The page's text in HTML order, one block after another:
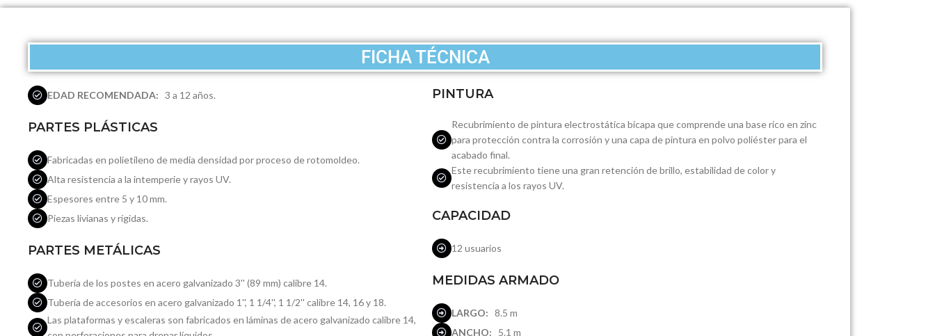
FICHA TÉCNICA
EDAD RECOMENDADA: 3 a 12 años.
PARTES PLÁSTICAS
Fabricadas en polietileno de media densidad por proceso de rotomoldeo.
Alta resistencia a la intemperie y rayos UV.
Espesores entre 5 y 10 mm.
Piezas livianas y rígidas.
PARTES METÁLICAS
Tubería de los postes en acero galvanizado 3'' (89 mm) calibre 14.
Tubería de accesorios en acero galvanizado 1'', 1 1/4'', 1 1/2'' calibre 14, 16 y 18.
Las plataformas y escaleras son fabricados en láminas de acero galvanizado calibre 14,
PINTURA
Recubrimiento de pintura electrostática bicapa que comprende una base rico en zinc
para protección contra la corrosión y una capa de pintura en polvo poliéster para el
acabado final.
Este recubrimiento tiene una gran retención de brillo, estabilidad de color y
resistencia a los rayos UV.
CAPACIDAD
12 usuarios
MEDIDAS ARMADO
LARGO: 8.5 m
ANCHO: 5.1 m